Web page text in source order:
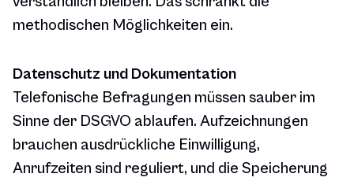
methodischen Möglichkeiten ein.
Datenschutz und Dokumentation
Telefonische Befragungen müssen sauber im
Sinne der DSGVO ablaufen. Aufzeichnungen
brauchen ausdrückliche Einwilligung,
Anrufzeiten sind reguliert, und die Speicherung